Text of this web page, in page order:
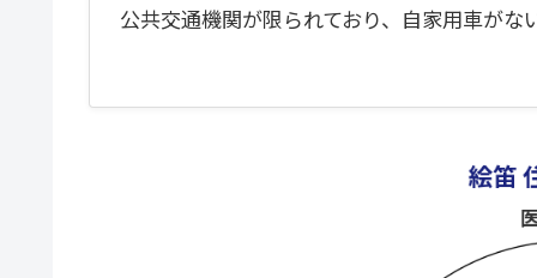
公共交通機関が限られており、自家用車がな